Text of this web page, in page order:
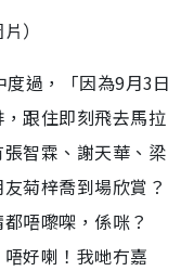
）
過，「因為9月3日
跟住即刻飛去馬拉
智霖、謝天華、梁
菊梓喬到場欣賞？
唔嚟㗎，係咪？
唔好喇！我哋冇嘉